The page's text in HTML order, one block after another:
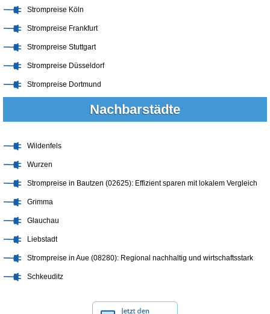
Strompreise Köln
Strompreise Frankfurt
Strompreise Stuttgart
Strompreise Düsseldorf
Strompreise Dortmund
Nachbarstädte
Wildenfels
Wurzen
Strompreise in Bautzen (02625): Effizient sparen mit lokalem Vergleich
Grimma
Glauchau
Liebstadt
Strompreise in Aue (08280): Regional nachhaltig und wirtschaftsstark
Schkeuditz